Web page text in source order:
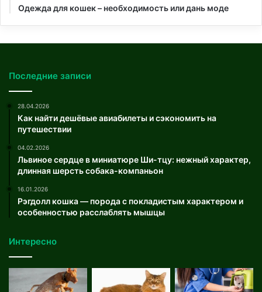
Одежда для кошек – необходимость или дань моде
Последние записи
28.04.2026
Как найти дешёвые авиабилеты и сэкономить на
путешествии
04.02.2026
Львиное сердце в миниатюре Ши-тцу: нежный характер,
длинная шерсть собака-компаньон
16.01.2026
Рэгдолл кошка — порода с покладистым характером и
особенностью расслаблять мышцы
Интересно